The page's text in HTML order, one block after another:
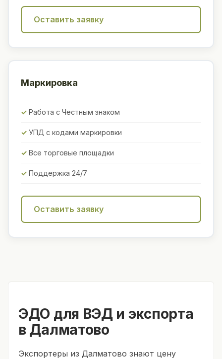
Оставить заявку
Маркировка
Работа с Честным знаком
УПД с кодами маркировки
Все торговые площадки
Поддержка 24/7
Оставить заявку
ЭДО для ВЭД и экспорта
в Далматово
Экспортеры из Далматово знают цену